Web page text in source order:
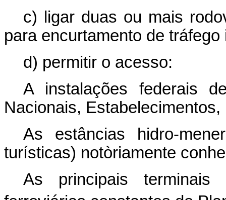
c) ligar duas ou mais
para encurtamento de tráfego
d) permitir o acesso:
A instalações federais
Nacionais,
As estâncias hidro-
turísticas) notòriamente
As principais terminais